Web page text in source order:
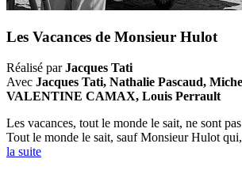
Les Vacances de Monsieur Hulot
Réalisé parJacques Tati
Avec Jacques Tati, Nathalie Pascaud,
VALENTINE CAMAX, Louis Perrault
Les vacances, tout le monde le sait, ne sont
Tout le monde le sait, sauf Monsieur Hulot
la suite